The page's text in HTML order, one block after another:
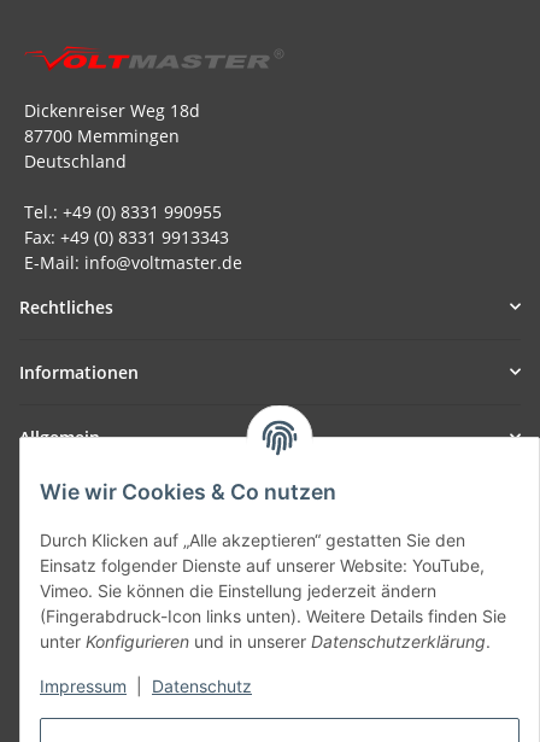
Wie wir Cookies & Co nutzen
Durch Klicken auf „Alle akzeptieren“ gestatten Sie den
Einsatz folgender Dienste auf unserer Website: YouTube,
Vimeo. Sie können die Einstellung jederzeit ändern
(Fingerabdruck-Icon links unten). Weitere Details finden Sie
unter Konfigurieren und in unserer Datenschutzerklärung.
Impressum Datenschutz
Dickenreiser Weg 18d
87700 Memmingen
Deutschland
Tel.: +49 (0) 8331 990955
Fax: +49 (0) 8331 9913343
E-Mail: info@voltmaster.de
Rechtliches
Informationen
Allgemein
Teil unseres Netzwerks:
Vertrag widerrufen